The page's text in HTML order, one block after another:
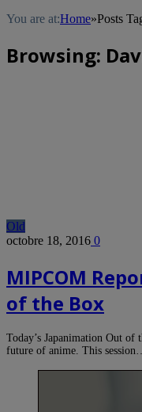
You are at:Home»Posts
Browsing:
Old
octobre 18, 2016 0
MIPCOM
of the Box
Today’s Japanimation Out
future of anime. This session…